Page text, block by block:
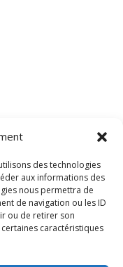
des technologies
aux informations des
nous permettra de
de navigation ou les ID
ou de retirer son
caractéristiques